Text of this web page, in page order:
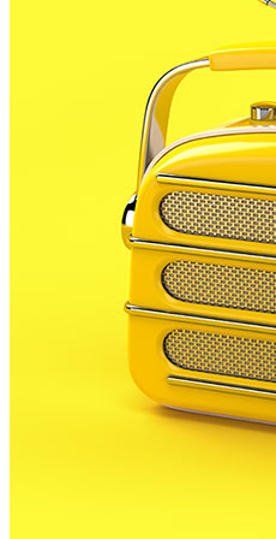
Aquesta setmana s’han
general de Sostenibilitat
Ministeri d’Agricultura,
Pablo Saavedra, amb
per tal de buscar
costa del Maresme.
La construcció de ports i
sediments de rieres i de
el desgast de les platges
alguns punts, ja no queda
directament sobre les